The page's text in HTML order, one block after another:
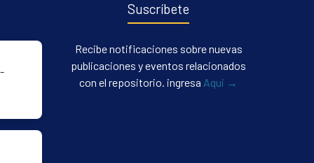
Suscríbete
Recibe notificaciones sobre nuevas
publicaciones y eventos relacionados
con el repositorio. ingresa Aqui →